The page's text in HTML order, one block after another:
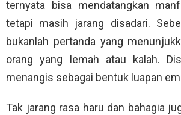
ternyata bisa mendatangkan
tetapi masih jarang disadari.
bukanlah pertanda yang
orang yang lemah atau kalah.
menangis sebagai bentuk luapan
Tak jarang rasa haru dan bahagia